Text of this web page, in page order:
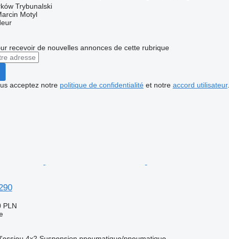
Trybunalski
Motyl
recevoir de nouvelles annonces de cette rubrique
acceptez notre politique de confidentialitéet notre accord utilisateur.
PLN